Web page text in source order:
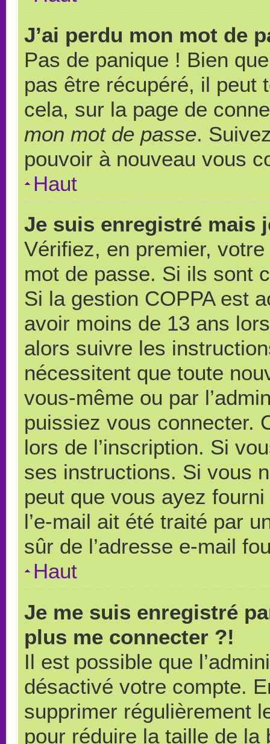
J’ai perdu mon mot de
Pas de panique ! Bien
pas être récupéré, il peut
cela, sur la page de
mon mot de passe.
pouvoir à nouveau vous
Haut
Je suis enregistré mais
Vérifiez, en premier,
mot de passe. Si ils sont
Si la gestion COPPA est
avoir moins de 13 ans
alors suivre les
nécessitent que toute
vous-même ou par
puissiez vous connecter.
lors de l’inscription. Si
ses instructions. Si vous
peut que vous ayez
l’e-mail ait été traité par
sûr de l’adresse e-mail
Haut
Je me suis enregistré
plus me connecter ?!
Il est possible que
désactivé votre compte.
supprimer régulièrement
pour réduire la taille de